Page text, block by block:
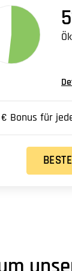
Bonus für